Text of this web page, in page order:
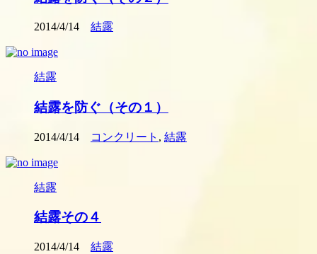
2014/4/14 結露
結露
結露を防ぐ（その１）
2014/4/14 コンクリート , 結露
結露
結露その４
2014/4/14 結露